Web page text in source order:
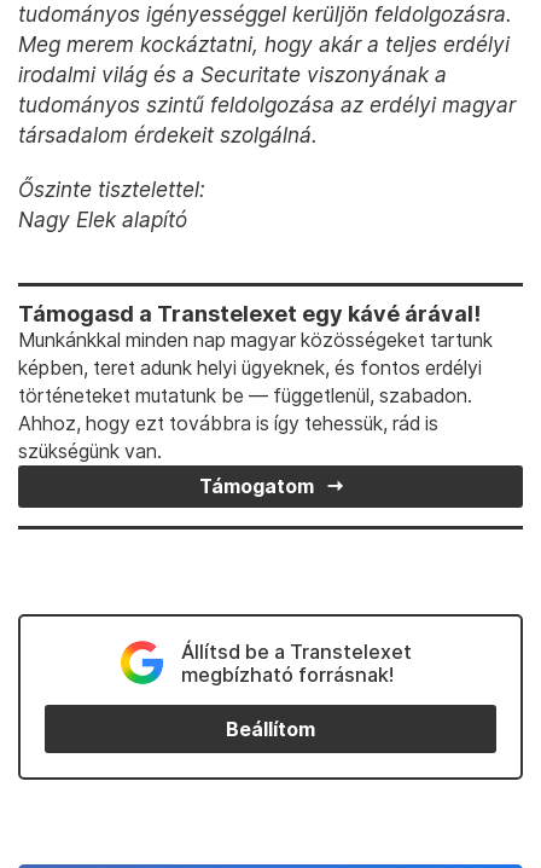
tudományos igényességgel kerüljön feldolgozásra.
Meg merem kockáztatni, hogy akár a teljes erdélyi
irodalmi világ és a Securitate viszonyának a
tudományos szintű feldolgozása az erdélyi magyar
társadalom érdekeit szolgálná.
Őszinte tisztelettel:
Nagy Elek alapító
Támogasd a Transtelexet egy kávé árával!
Munkánkkal minden nap magyar közösségeket tartunk
képben, teret adunk helyi ügyeknek, és fontos erdélyi
történeteket mutatunk be — függetlenül, szabadon.
Ahhoz, hogy ezt továbbra is így tehessük, rád is
szükségünk van.
Támogatom
Állítsd be a Transtelexet
megbízható forrásnak!
Beállítom